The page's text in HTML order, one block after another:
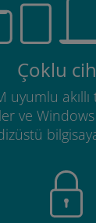
Çoklu
uyumlu
ve